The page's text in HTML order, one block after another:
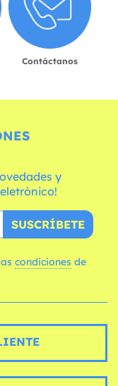
Contáctanos
y
SUSCRÍBETE
condiciones